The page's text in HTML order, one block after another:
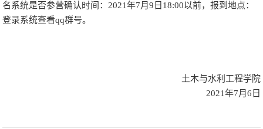
名系统是否参营确认时间：2021年7月9日18:00以前，报到地点：
登录系统查看qq群号。
土木与水利工程学院
2021年7月6日